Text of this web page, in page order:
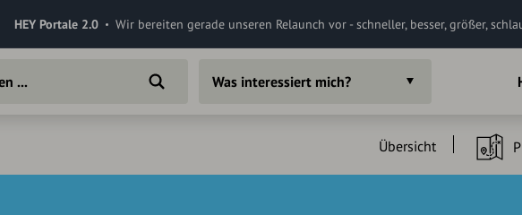
HEY Portale 2.0 Wir bereiten gerade unseren Relaunch vor - schneller, besser, größer,
Was interessiert mich?
Übersicht